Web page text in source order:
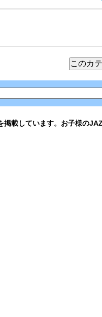
載しています。お子様の